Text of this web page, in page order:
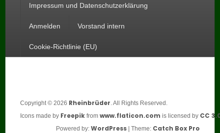
Impressum und Datenschutzerklärung
Anmelden Vorstand intern
Cookie-Richtlinie (EU)
Copyright © 2026 Rheinbrüder . All Rights Reserved.
Icons made by Freepik fromwww.flaticon.com is licensed by CC
Powered by: WordPress| Theme: Catch Box Pro